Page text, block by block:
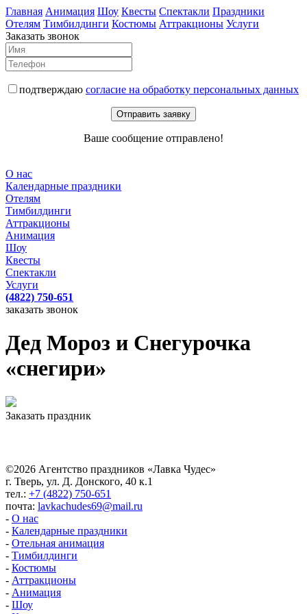
Главная Анимация Шоу Квесты Спектакли Праздники
Отелям Тимбилдинги Костюмы Аттракционы Услуги
Заказать звонок
подтверждаю согласие на обработку персональных данных
Отправить заявку
Ваше сообщение отправлено!
О нас
Календарные праздники
Отелям
Тимбилдинги
Аттракционы
Анимация
Шоу
Квесты
Спектакли
Услуги
(4822) 750-651
заказать звонок
Дед Мороз и Снегурочка
«снегири»
Заказать праздник
©2026 Агентство праздников «Лавка Чудес»
г. Тверь, ул. Д. Донского, 40 к.1
тел.: +7 (4822) 750-651
почта: lavkachudes69@mail.ru
- О нас
- Календарные праздники
- Отельная анимация
- Тимбилдинги
- Костюмы
- Аттракционы
- Анимация
- Шоу